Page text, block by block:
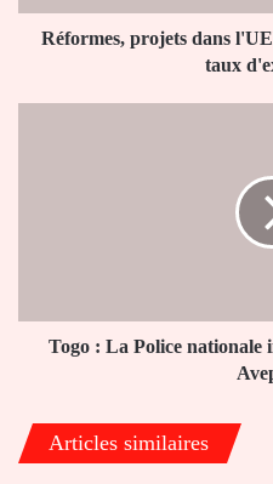
à
71%Réformes, projets dans
taux
à
AvepozoTogo : La Police nationale
Articles similaires